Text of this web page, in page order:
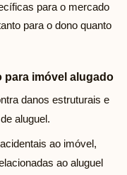
para o mercado
para o dono quanto
para imóvel alugado
danos estruturais e
aluguel.
ao imóvel,
ao aluguel